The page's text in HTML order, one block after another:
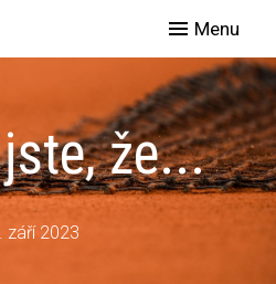
Menu
O nás
že...
září 2023